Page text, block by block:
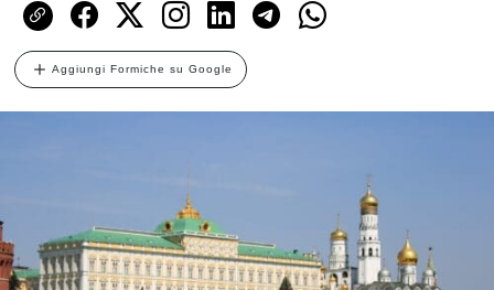
Aggiungi Formiche su Google